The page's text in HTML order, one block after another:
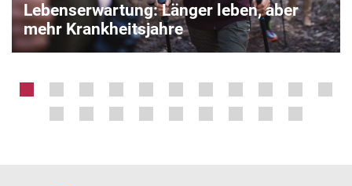
Lebenserwartung: Länger leben, aber
mehr Krankheitsjahre